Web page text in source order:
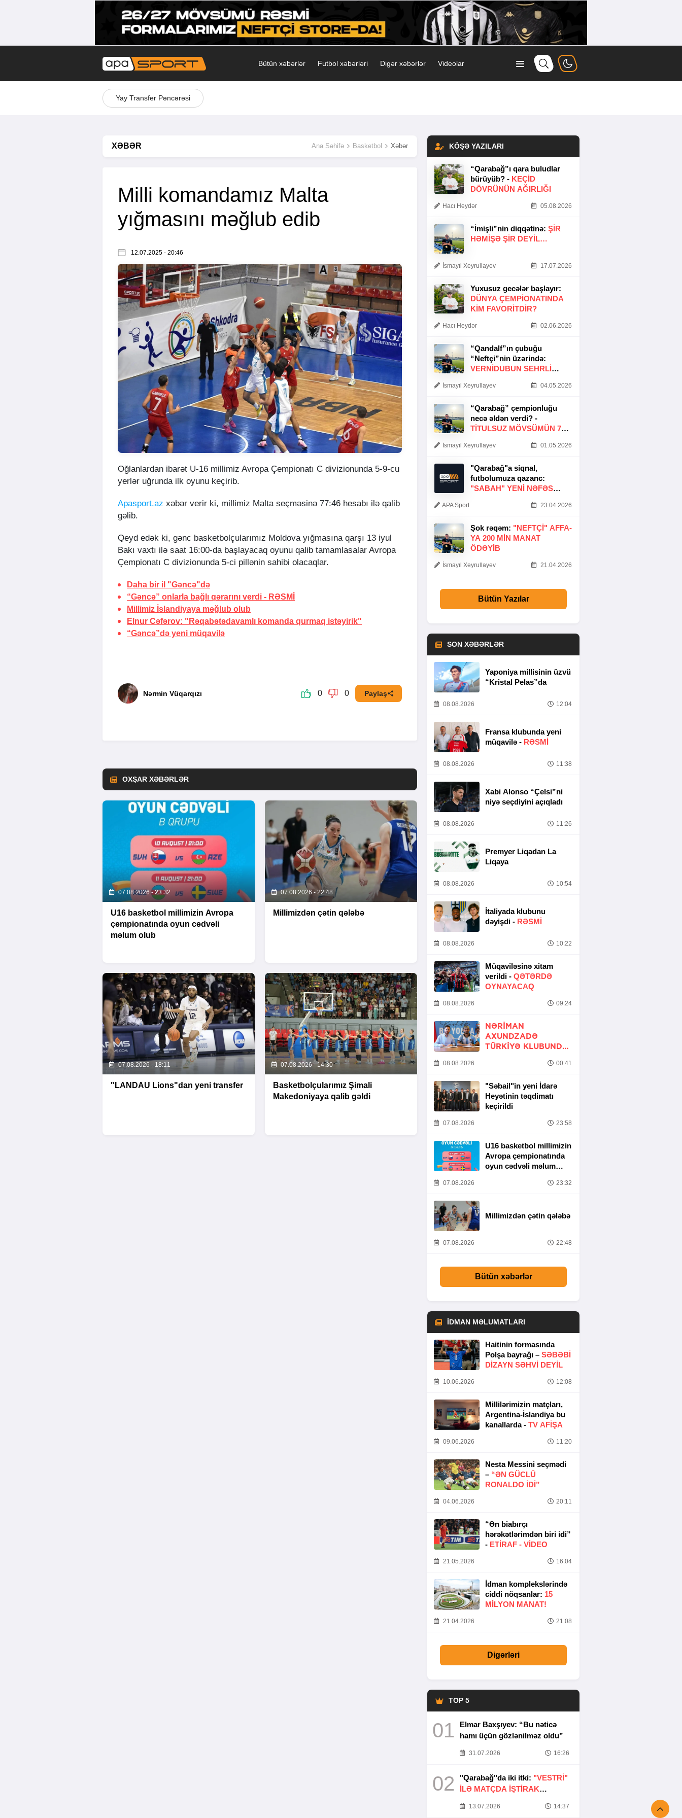
Bütün xəbərlər Futbol xəbərləri Digər xəbərlər Videolar
Yay Transfer Pəncərəsi
XƏBƏR Ana Səhifə Basketbol Xəbər
Milli komandamız Malta
yığmasını məğlub edib
12.07.2025 - 20:46
Oğlanlardan ibarət U-16 millimiz Avropa Çempionatı C divizionunda 5-9-cu
yerlər uğrunda ilk oyunu keçirib.
Apasport.az xəbər verir ki, millimiz Malta seçməsinə 77:46 hesabı ilə qalib
gəlib.
Qeyd edək ki, gənc basketbolçularımız Moldova yığmasına qarşı 13 iyul
Bakı vaxtı ilə saat 16:00-da başlayacaq oyunu qalib tamamlasalar Avropa
Çempionatı C divizionunda 5-ci pillənin sahibi olacaqlar.
Daha bir il "Gəncə"də
“Gəncə” onlarla bağlı qərarını verdi - RƏSMİ
Millimiz İslandiyaya məğlub olub
Elnur Cəfərov: "Rəqabətədavamlı komanda qurmaq istəyirik"
“Gəncə”də yeni müqavilə
Nərmin Vüqarqızı 0 0 Paylaş
OXŞAR XƏBƏRLƏR
07.08.2026 - 23:32
U16 basketbol millimizin Avropa
çempionatında oyun cədvəli
məlum olub
07.08.2026 - 22:48
Millimizdən çətin qələbə
07.08.2026 - 18:11
"LANDAU Lions"dan yeni transfer
07.08.2026 - 14:30
Basketbolçularımız Şimali
Makedoniyaya qalib gəldi
KÖŞƏ YAZILARI
“Qarabağ”ı qara buludlar
bürüyüb? - KEÇID
DÖVRÜNÜN AĞIRLIĞI
Hacı Heydər 05.08.2026
“İmişli”nin diqqətinə: ŞIR
HƏMIŞƏ ŞIR DEYIL…
İsmayıl Xeyrullayev 17.07.2026
Yuxusuz gecələr başlayır:
DÜNYA ÇEMPIONATINDA
KIM FAVORITDIR?
Hacı Heydər 02.06.2026
“Qandalf”ın çubuğu
“Neftçi”nin üzərində:
VERNİDUBUN SEHRLİ
İsmayıl Xeyrullayev 04.05.2026
“Qarabağ” çempionluğu
necə əldən verdi? -
TITULSUZ MÖVSÜMÜN 7
İsmayıl Xeyrullayev 01.05.2026
"Qarabağ"a siqnal,
futbolumuza qazanc:
"SABAH" YENI NƏFƏS
APA Sport 23.04.2026
Şok rəqəm: "NEFTÇI" AFFA-
YA 200 MIN MANAT
ÖDƏYIB
İsmayıl Xeyrullayev 21.04.2026
Bütün Yazılar
SON XƏBƏRLƏR
Yaponiya millisinin üzvü
“Kristal Pelas”da
08.08.2026 12:04
Fransa klubunda yeni
müqavilə - RƏSMİ
08.08.2026 11:38
Xabi Alonso “Çelsi”ni
niyə seçdiyini açıqladı
08.08.2026 11:26
Premyer Liqadan La
Liqaya
08.08.2026 10:54
İtaliyada klubunu
dəyişdi - RƏSMİ
08.08.2026 10:22
Müqaviləsinə xitam
verildi - QƏTƏRDƏ
OYNAYACAQ
08.08.2026 09:24
NƏRIMAN
AXUNDZADƏ
TÜRKIYƏ KLUBUNDA
08.08.2026 00:41
"Səbail"in yeni İdarə
Heyətinin təqdimatı
keçirildi
07.08.2026 23:58
U16 basketbol millimizin
Avropa çempionatında
oyun cədvəli məlum
07.08.2026 23:32
Millimizdən çətin qələbə
07.08.2026 22:48
Bütün xəbərlər
İDMAN MƏLUMATLARI
Haitinin formasında
Polşa bayrağı – SƏBƏBI
DIZAYN SƏHVI DEYIL
10.06.2026 12:08
Millilərimizin matçları,
Argentina-İslandiya bu
kanallarda - TV AFİŞA
09.06.2026 11:20
Nesta Messini seçmədi
– “ƏN GÜCLÜ
RONALDO IDI”
04.06.2026 20:11
“Ən biabırçı
hərəkətlərimdən biri idi”
- ETIRAF - VİDEO
21.05.2026 16:04
İdman komplekslərində
ciddi nöqsanlar: 15
MILYON MANAT!
21.04.2026 21:08
Digərləri
TOP 5
01
Elmar Baxşıyev: “Bu nəticə
hamı üçün gözlənilməz oldu”
31.07.2026 16:26
02 "Qarabağ"da iki itki: "VESTRİ"
İLƏ MATÇDA İŞTİRAK
13.07.2026 14:37